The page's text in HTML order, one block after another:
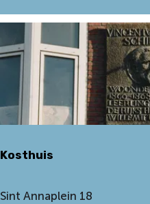
E
t
u
i
r
e
v
Kosthuis
K
Sint Annaplein 18